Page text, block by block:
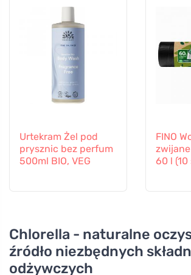
Urtekram Żel pod
prysznic bez perfum
500ml BIO, VEG
FINO
60 l (10
Chlorella - naturalne
źródło niezbędnych
odżywczych